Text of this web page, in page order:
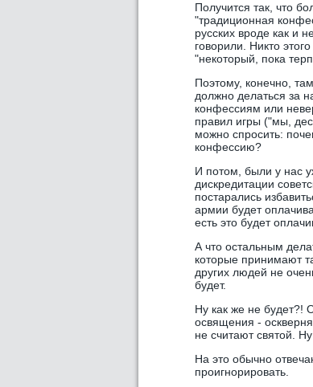
Получится так, что
"традиционная
русских вроде как и
говорили. Никто
"некоторый, пока
Поэтому, конечно,
должно делаться за
конфессиям или
правил игры ("мы,
можно спросить:
конфессию?
И потом, были у нас
дискредитации
постарались
армии будет
есть это будет
А что остальным
которые принимают
других людей не
будет.
Ну как же не будет?!
освящения -
не считают святой.
На это обычно
проигнорировать.